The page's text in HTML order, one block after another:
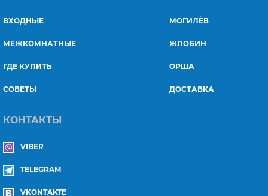
ВХОДНЫЕ
МЕЖКОМНАТНЫЕ
ГДЕ КУПИТЬ
СОВЕТЫ
МОГИЛЁВ
ЖЛОБИН
ОРША
ДОСТАВКА
КОНТАКТЫ
VIBER
TELEGRAM
VKONTAKTE